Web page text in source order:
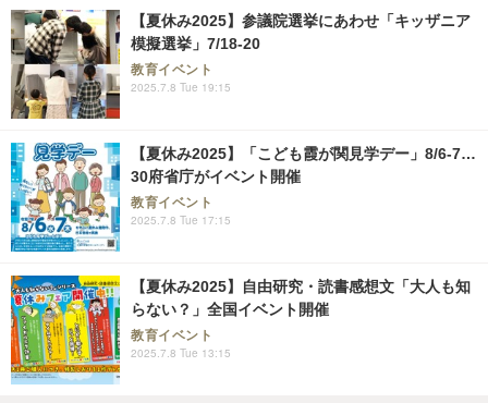
【夏休み2025】参議院選挙にあわせ「キッザニア
模擬選挙」7/18-20
教育イベント
2025.7.8 Tue 19:15
【夏休み2025】「こども霞が関見学デー」8/6-7…
30府省庁がイベント開催
教育イベント
2025.7.8 Tue 17:15
【夏休み2025】自由研究・読書感想文「大人も知
らない？」全国イベント開催
教育イベント
2025.7.8 Tue 13:15